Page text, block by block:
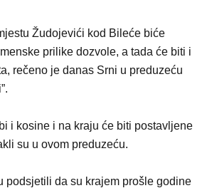
Žudojevići kod Bileće biće
prilike dozvole, a tada će biti i
rečeno je danas Srni u preduzeću
i kosine i na kraju će biti postavljene
su u ovom preduzeću.
podsjetili da su krajem prošle godine